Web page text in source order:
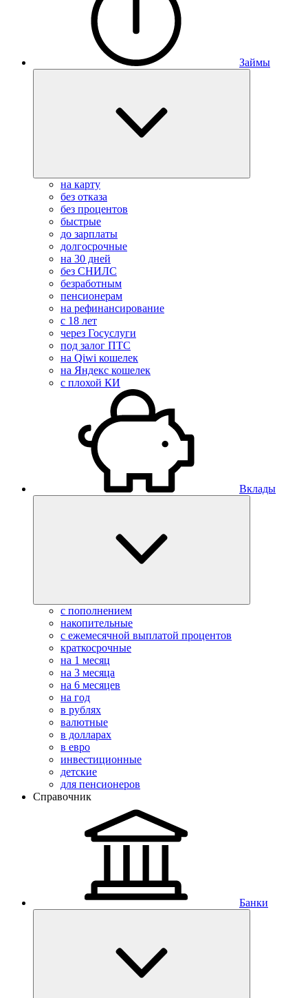
Займы
на карту
без отказа
без процентов
быстрые
до зарплаты
долгосрочные
на 30 дней
без СНИЛС
безработным
пенсионерам
на рефинансирование
с 18 лет
через Госуслуги
под залог ПТС
на Qiwi кошелек
на Яндекс кошелек
с плохой КИ
Вклады
с пополнением
накопительные
с ежемесячной выплатой процентов
краткосрочные
на 1 месяц
на 3 месяца
на 6 месяцев
на год
в рублях
валютные
в долларах
в евро
инвестиционные
детские
для пенсионеров
Справочник
Банки